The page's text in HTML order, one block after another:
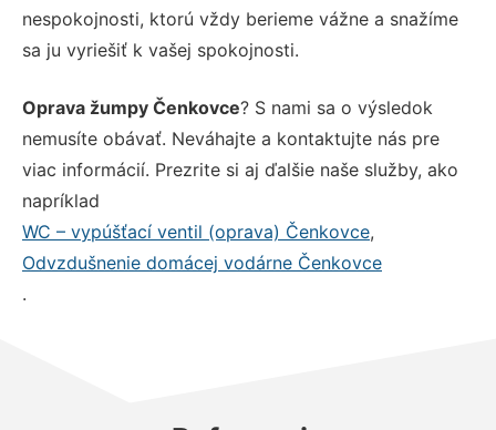
nespokojnosti, ktorú vždy berieme vážne a snažíme
sa ju vyriešiť k vašej spokojnosti.
Oprava žumpy Čenkovce? S nami sa o výsledok
nemusíte obávať. Neváhajte a kontaktujte nás pre
viac informácií. Prezrite si aj ďalšie naše služby, ako
napríklad
WC – vypúšťací ventil (oprava) Čenkovce,
Odvzdušnenie domácej vodárne Čenkovce
.